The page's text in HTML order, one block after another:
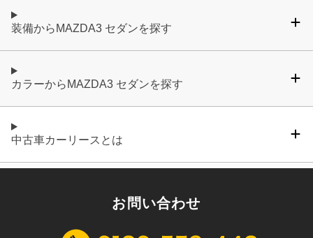
装備からMAZDA3 セダンを探す
カラーからMAZDA3 セダンを探す
中古車カーリースとは
お問い合わせ